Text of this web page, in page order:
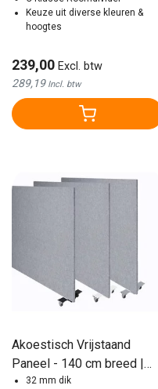
Keuze uit diverse kleuren &
hoogtes
239,00 Excl. btw
289,19 Incl. btw
Akoestisch Vrijstaand
Paneel - 140 cm breed |
Diverse Kleuren
32 mm dik